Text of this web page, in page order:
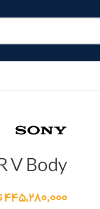
V Body
۴۴۵,۲۸۰,۰۰۰